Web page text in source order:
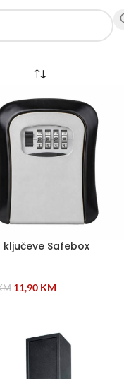
ključeve Safebox
11,90 KM